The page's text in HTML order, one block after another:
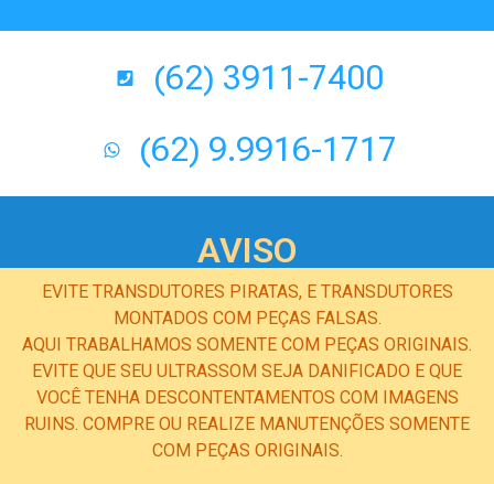
(62) 3911-7400
(62) 9.9916-1717
AVISO
EVITE TRANSDUTORES PIRATAS, E TRANSDUTORES
MONTADOS COM PEÇAS FALSAS.
AQUI TRABALHAMOS SOMENTE COM PEÇAS ORIGINAIS.
EVITE QUE SEU ULTRASSOM SEJA DANIFICADO E QUE
VOCÊ TENHA DESCONTENTAMENTOS COM IMAGENS
RUINS. COMPRE OU REALIZE MANUTENÇÕES SOMENTE
COM PEÇAS ORIGINAIS.